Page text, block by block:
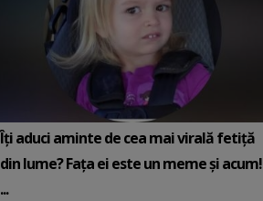
Îți aduci aminte de cea mai virală fetiță
din lume? Fața ei este un meme și acum!
...